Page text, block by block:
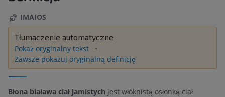
IMAIOS
Tłumaczenie automatyczne
Pokaż oryginalny tekst
Zawsze pokazuj oryginalną definicję
Błona biaława ciał jamistych jest włóknistą osłonką ciał